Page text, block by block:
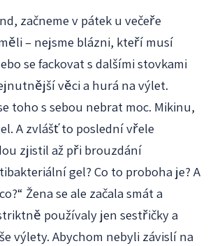
začneme v pátek u večeře
– nejsme blázni, kteří musí
se fackovat s dalšími stovkami
věci a hurá na výlet.
toho s sebou nebrat moc. Mikinu,
A zvlášť to poslední vřele
zjistil až při brouzdání
gel? Co to proboha je? A
Žena se ale začala smát a
používaly jen sestřičky a
výlety. Abychom nebyli závislí na